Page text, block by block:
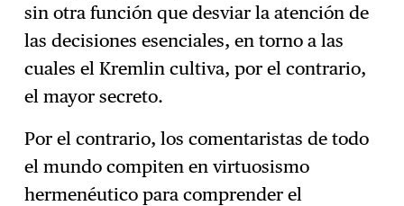
sin otra función que desviar la atención de
las decisiones esenciales, en torno a las
cuales el Kremlin cultiva, por el contrario,
el mayor secreto.
Por el contrario, los comentaristas de todo
el mundo compiten en virtuosismo
hermenéutico para comprender el